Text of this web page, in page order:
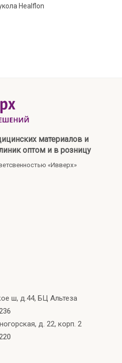
Healflon
материалов и
оптом и в розницу
«Ивверх»
ш, д.44, БЦ Альтеза
д. 22, корп. 2